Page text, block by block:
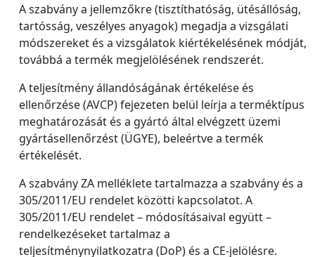
A szabvány a jellemzőkre (tisztíthatóság, ütésállóság,
tartósság, veszélyes anyagok) megadja a vizsgálati
módszereket és a vizsgálatok kiértékelésének módját,
továbbá a termék megjelölésének rendszerét.
A teljesítmény állandóságának értékelése és
ellenőrzése (AVCP) fejezeten belül leírja a terméktípus
meghatározását és a gyártó által elvégzett üzemi
gyártásellenőrzést (ÜGYE), beleértve a termék
értékelését.
A szabvány ZA melléklete tartalmazza a szabvány és a
305/2011/EU rendelet közötti kapcsolatot. A
305/2011/EU rendelet – módosításaival együtt –
rendelkezéseket tartalmaz a
teljesítménynyilatkozatra (DoP) és a CE-jelölésre.